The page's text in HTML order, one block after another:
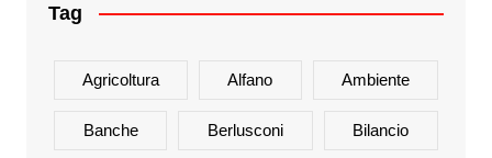
Tag
Agricoltura Alfano Ambiente
Banche Berlusconi Bilancio